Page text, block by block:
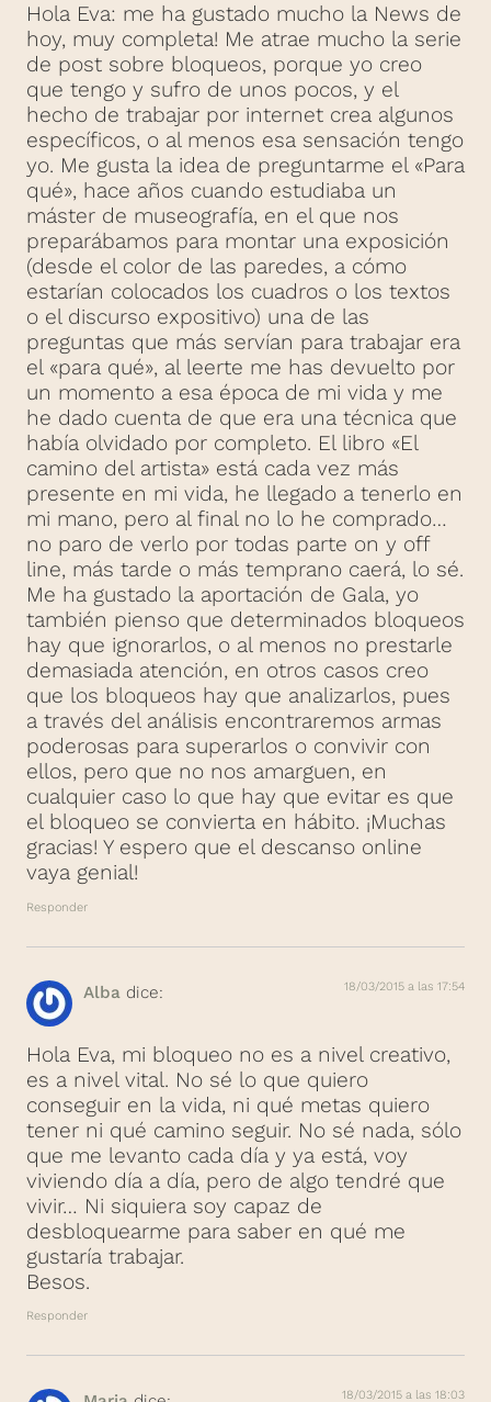
Hola Eva: me ha gustado mucho la News de
hoy, muy completa! Me atrae mucho la serie
de post sobre bloqueos, porque yo creo
que tengo y sufro de unos pocos, y el
hecho de trabajar por internet crea algunos
específicos, o al menos esa sensación tengo
yo. Me gusta la idea de preguntarme el «Para
qué», hace años cuando estudiaba un
máster de museografía, en el que nos
preparábamos para montar una exposición
(desde el color de las paredes, a cómo
estarían colocados los cuadros o los textos
o el discurso expositivo) una de las
preguntas que más servían para trabajar era
el «para qué», al leerte me has devuelto por
un momento a esa época de mi vida y me
he dado cuenta de que era una técnica que
había olvidado por completo. El libro «El
camino del artista» está cada vez más
presente en mi vida, he llegado a tenerlo en
mi mano, pero al final no lo he comprado…
no paro de verlo por todas parte on y off
line, más tarde o más temprano caerá, lo sé.
Me ha gustado la aportación de Gala, yo
también pienso que determinados bloqueos
hay que ignorarlos, o al menos no prestarle
demasiada atención, en otros casos creo
que los bloqueos hay que analizarlos, pues
a través del análisis encontraremos armas
poderosas para superarlos o convivir con
ellos, pero que no nos amarguen, en
cualquier caso lo que hay que evitar es que
el bloqueo se convierta en hábito. ¡Muchas
gracias! Y espero que el descanso online
vaya genial!
Responder
Alba dice: 18/03/2015 a las 17:54
Hola Eva, mi bloqueo no es a nivel creativo,
es a nivel vital. No sé lo que quiero
conseguir en la vida, ni qué metas quiero
tener ni qué camino seguir. No sé nada, sólo
que me levanto cada día y ya está, voy
viviendo día a día, pero de algo tendré que
vivir… Ni siquiera soy capaz de
desbloquearme para saber en qué me
gustaría trabajar.
Besos.
Responder
18/03/2015 a las 18:03